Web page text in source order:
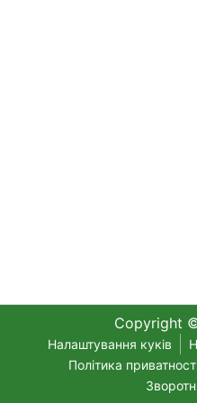
Copyright
Налаштування куків
Політика